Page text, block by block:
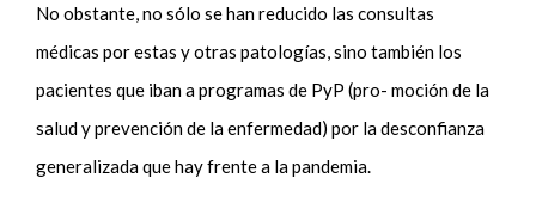
No obstante, no sólo se han reducido las consultas
médicas por estas y otras patologías, sino también los
pacientes que iban a programas de PyP (pro- moción de la
salud y prevención de la enfermedad) por la desconfianza
generalizada que hay frente a la pandemia.